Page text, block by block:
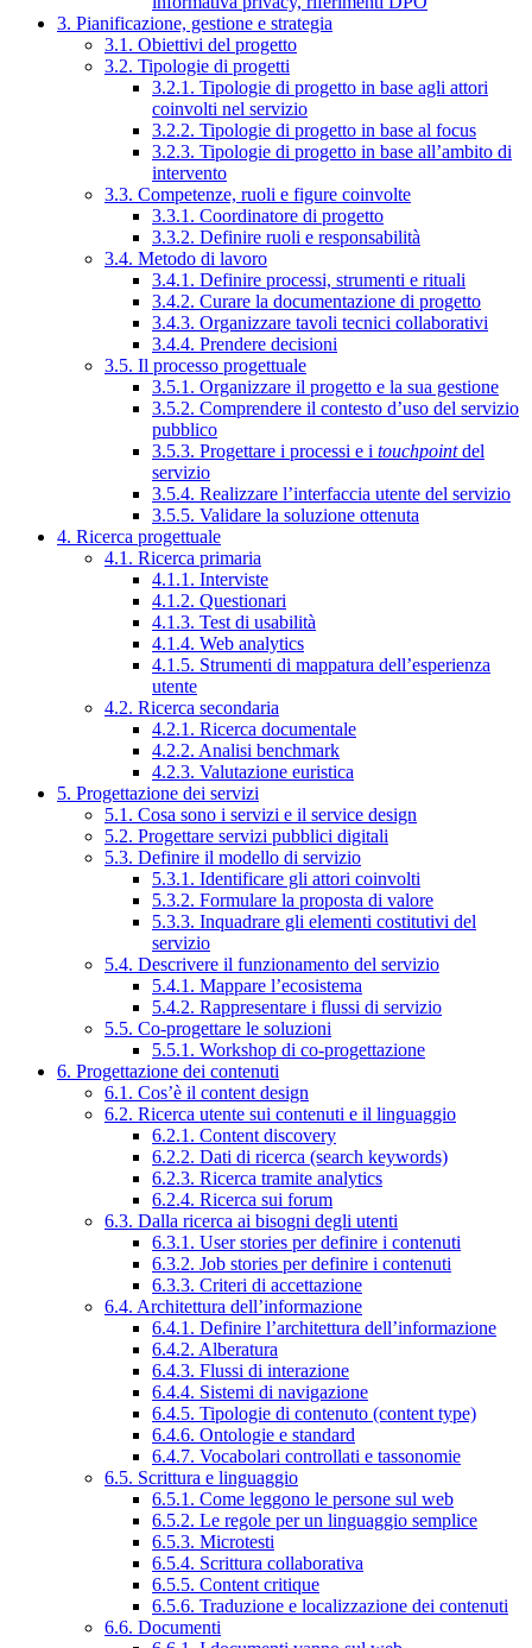
3. Pianificazione, gestione e strategia
3.1. Obiettivi del progetto
3.2. Tipologie di progetti
3.2.1. Tipologie di progetto in base agli attori
coinvolti nel servizio
3.2.2. Tipologie di progetto in base al focus
3.2.3. Tipologie di progetto in base all’ambito di
intervento
3.3. Competenze, ruoli e figure coinvolte
3.3.1. Coordinatore di progetto
3.3.2. Definire ruoli e responsabilità
3.4. Metodo di lavoro
3.4.1. Definire processi, strumenti e rituali
3.4.2. Curare la documentazione di progetto
3.4.3. Organizzare tavoli tecnici collaborativi
3.4.4. Prendere decisioni
3.5. Il processo progettuale
3.5.1. Organizzare il progetto e la sua gestione
3.5.2. Comprendere il contesto d’uso del servizio
pubblico
3.5.3. Progettare i processi e i touchpointdel
servizio
3.5.4. Realizzare l’interfaccia utente del servizio
3.5.5. Validare la soluzione ottenuta
4. Ricerca progettuale
4.1. Ricerca primaria
4.1.1. Interviste
4.1.2. Questionari
4.1.3. Test di usabilità
4.1.4. Web analytics
4.1.5. Strumenti di mappatura dell’esperienza
utente
4.2. Ricerca secondaria
4.2.1. Ricerca documentale
4.2.2. Analisi benchmark
4.2.3. Valutazione euristica
5. Progettazione dei servizi
5.1. Cosa sono i servizi e il service design
5.2. Progettare servizi pubblici digitali
5.3. Definire il modello di servizio
5.3.1. Identificare gli attori coinvolti
5.3.2. Formulare la proposta di valore
5.3.3. Inquadrare gli elementi costitutivi del
servizio
5.4. Descrivere il funzionamento del servizio
5.4.1. Mappare l’ecosistema
5.4.2. Rappresentare i flussi di servizio
5.5. Co-progettare le soluzioni
5.5.1. Workshop di co-progettazione
6. Progettazione dei contenuti
6.1. Cos’è il content design
6.2. Ricerca utente sui contenuti e il linguaggio
6.2.1. Content discovery
6.2.2. Dati di ricerca (search keywords)
6.2.3. Ricerca tramite analytics
6.2.4. Ricerca sui forum
6.3. Dalla ricerca ai bisogni degli utenti
6.3.1. User stories per definire i contenuti
6.3.2. Job stories per definire i contenuti
6.3.3. Criteri di accettazione
6.4. Architettura dell’informazione
6.4.1. Definire l’architettura dell’informazione
6.4.2. Alberatura
6.4.3. Flussi di interazione
6.4.4. Sistemi di navigazione
6.4.5. Tipologie di contenuto (content type)
6.4.6. Ontologie e standard
6.4.7. Vocabolari controllati e tassonomie
6.5. Scrittura e linguaggio
6.5.1. Come leggono le persone sul web
6.5.2. Le regole per un linguaggio semplice
6.5.3. Microtesti
6.5.4. Scrittura collaborativa
6.5.5. Content critique
6.5.6. Traduzione e localizzazione dei contenuti
6.6. Documenti